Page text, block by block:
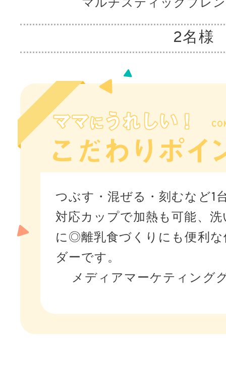
マルチスティックブレ
2名様
つぶす・混ぜる・刻むなど1
対応カップで加熱も可能、
に◎離乳食づくりにも便利
ダーです。
メディアマーケティング